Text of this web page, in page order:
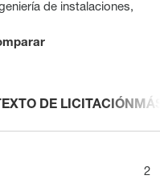
de instalaciones,
DE LICITACIÓN
2